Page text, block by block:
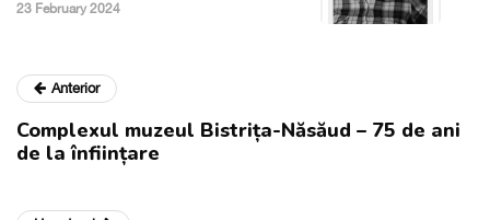
23 February 2024
Anterior
Complexul muzeul Bistrița-Năsăud – 75 de ani
de la înființare